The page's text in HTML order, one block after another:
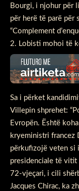
Bourgi, i njohur për
për herë të parë për
“Complement
2. Lobisti mohoi të
Sa i përket
Villepin shprehet:
Evropën. Është
kryeministri francez
përkufizojë veten si
presidenciale të vitit
72-vjeçari, i cili
Jacques Chirac, ka